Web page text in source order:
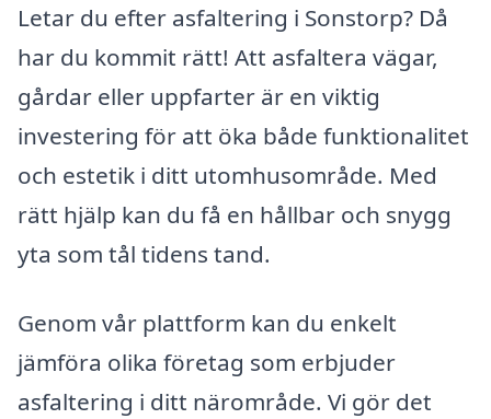
Letar du efter asfaltering i Sonstorp? Då
har du kommit rätt! Att asfaltera vägar,
gårdar eller uppfarter är en viktig
investering för att öka både funktionalitet
och estetik i ditt utomhusområde. Med
rätt hjälp kan du få en hållbar och snygg
yta som tål tidens tand.
Genom vår plattform kan du enkelt
jämföra olika företag som erbjuder
asfaltering i ditt närområde. Vi gör det